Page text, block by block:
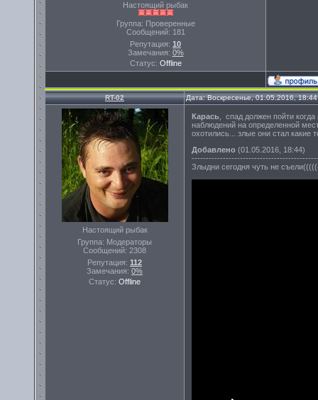
Настоящий рыбак
Группа: Проверенные
Сообщений: 181
Репутация: 10
Замечания: 0%
Статус: Offline
RT-02 Дата: Воскресенье, 01.05.2016,
Настоящий рыбак
Группа: Модераторы
Сообщений: 2308
Репутация: 112
Замечания: 0%
Статус: Offline
Карась , спад должен пойти
наблюдений на определенной
охотились... злые они стал какие
Добавлено (01.05.2016, 18:44)
Злыдни сегодня чуть не